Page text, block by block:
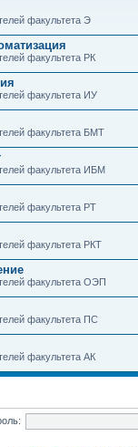
факультета Э
факультета РК
факультета ИУ
факультета БМТ
факультета ИБМ
факультета РТ
факультета РКТ
факультета ОЭП
факультета ПС
факультета АК